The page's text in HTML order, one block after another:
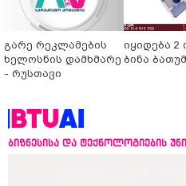
გარე რეკლამების
ხელოსნის დამხმარე
- რუსთავი
იყიდება 2
ბინა
ბიზნესისა და ტექნოლოგიების